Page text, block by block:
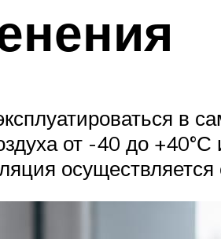
в
от -40 до